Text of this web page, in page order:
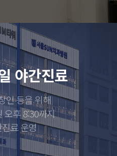
야간진료
인 등을 위해
오후 8:30까지
료 운영